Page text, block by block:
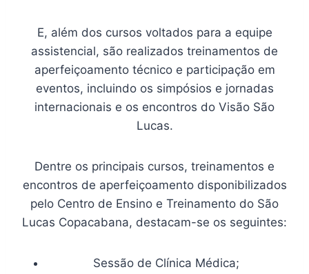
E, além dos cursos voltados para a equipe
assistencial, são realizados treinamentos de
aperfeiçoamento técnico e participação em
eventos, incluindo os simpósios e jornadas
internacionais e os encontros do Visão São
Lucas.
Dentre os principais cursos, treinamentos e
encontros de aperfeiçoamento disponibilizados
pelo Centro de Ensino e Treinamento do São
Lucas Copacabana, destacam-se os seguintes:
Sessão de Clínica Médica;